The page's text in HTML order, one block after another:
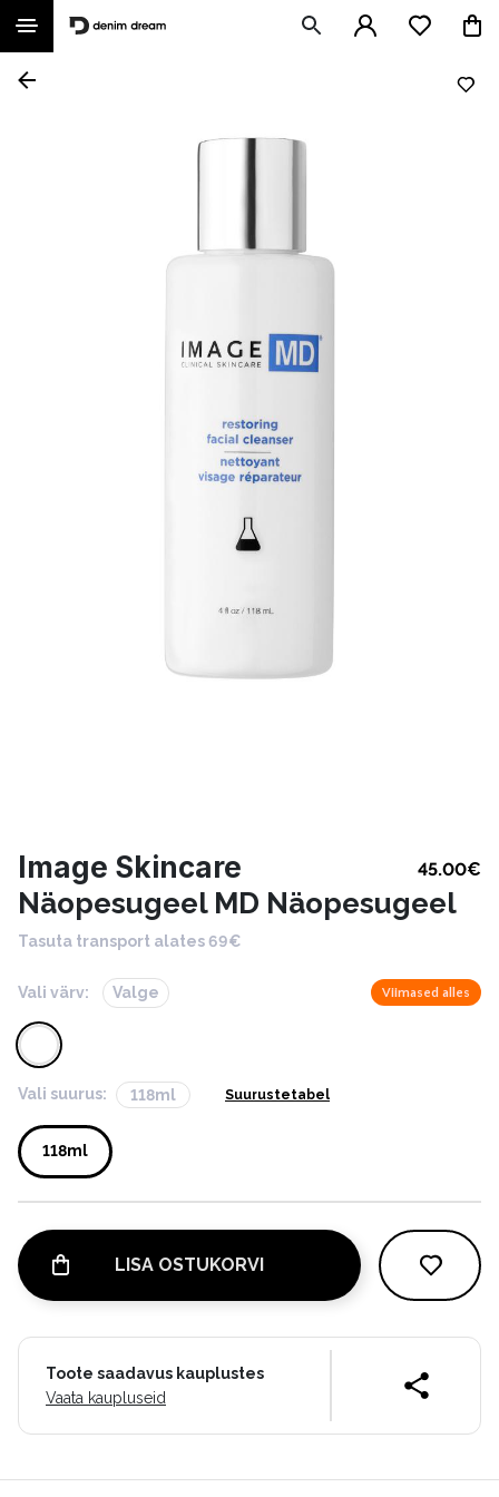
Image Skincare 45.00€
Näopesugeel MD Näopesugeel
Tasuta transport alates 69€
Vali värv: Valge Viimased alles
Vali suurus: 118ml Suurustetabel
118ml
LISA OSTUKORVI
Toote saadavus kauplustes
Vaata kaupluseid